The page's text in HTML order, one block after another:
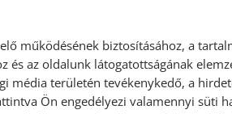
idegen anyag a telek vagy az
működésének biztosításához, a
és az oldalunk látogatottságának
média területén tevékenykedő, a
Ön engedélyezi valamennyi süti